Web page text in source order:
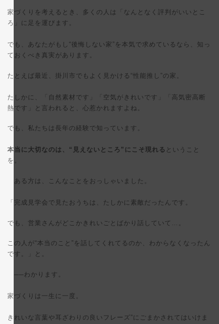
家づくりを考えるとき、多くの人は「なんとなく評判がいいとこ
ろ」に足を運びます。
でも、あなたがもし“後悔しない家”を本気で求めているなら、知っ
ておくべき真実があります。
たとえば最近、掛川市でもよく見かける“性能推し”の家。
たしかに、「自然素材です」「空気がきれいです」「高気密高断
熱です」と言われると、心惹かれますよね。
でも、私たちは長年の経験で知っています。
本当に大切なのは、“見えないところ”にこそ現れる ということ
を。
ある方は、こんなことをおっしゃいました。
「完成見学会で見たおうちは、たしかに素敵だったんです。
でも、営業さんがどこかきれいごとばかり話していて…。
この人が“本当のこと”を話してくれてるのか、わからなくなったん
です。」と。
──わかります。
家づくりは一生に一度。
きれいな言葉や耳ざわりの良いフレーズ”にごまかされてはいけま